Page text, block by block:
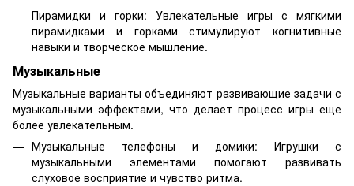
Пирамидки и горки: Увлекательные игры с мягкими
пирамидками и горками стимулируют когнитивные
навыки и творческое мышление.
Музыкальные
Музыкальные варианты объединяют развивающие задачи с
музыкальными эффектами, что делает процесс игры еще
более увлекательным.
Музыкальные телефоны и домики: Игрушки с
музыкальными элементами помогают развивать
слуховое восприятие и чувство ритма.